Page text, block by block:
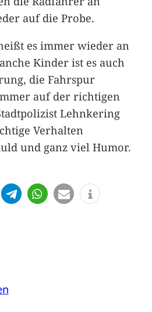
auf die Probe.
es immer wieder an
Kinder ist es auch
die Fahrspur
auf der richtigen
Lehnkering
Verhalten
und ganz viel Humor.